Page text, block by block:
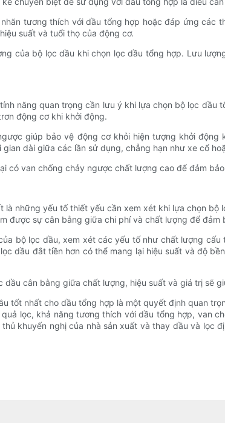
tương thích với dầu tổng hợp hoặc đáp ứng
suất và tuổi thọ của động cơ.
của bộ lọc dầu khi chọn lọc dầu tổng hợp. Lưu
năng quan trọng cần lưu ý khi lựa chọn bộ lọc
động cơ khi khởi động.
giúp bảo vệ động cơ khỏi hiện tượng khởi
dài giữa các lần sử dụng, chẳng hạn như xe cổ
có van chống chảy ngược chất lượng cao để đảm
là những yếu tố thiết yếu cần xem xét khi lựa chọn
được sự cân bằng giữa chi phí và chất lượng để
bộ lọc dầu, xem xét các yếu tố như chất lượng
dầu đắt tiền hơn có thể mang lại hiệu suất và độ
dầu cân bằng giữa chất lượng, hiệu suất và giá trị sẽ
tốt nhất cho dầu tổng hợp là một quyết định quan
lọc, khả năng tương thích với dầu tổng hợp, van
khuyến nghị của nhà sản xuất và thay dầu và lọc